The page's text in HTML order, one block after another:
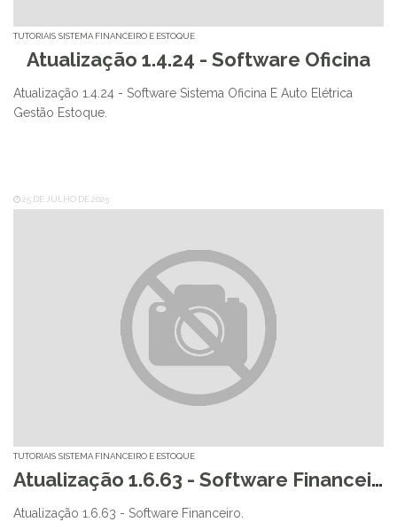
TUTORIAIS SISTEMA FINANCEIRO E ESTOQUE
Atualização 1.4.24 - Software Oficina
Atualização 1.4.24 - Software Sistema Oficina E Auto Elétrica
Gestão Estoque.
25 DE JULHO DE 2025
TUTORIAIS SISTEMA FINANCEIRO E ESTOQUE
Atualização 1.6.63 - Software Financeiro
Atualização 1.6.63 - Software Financeiro.